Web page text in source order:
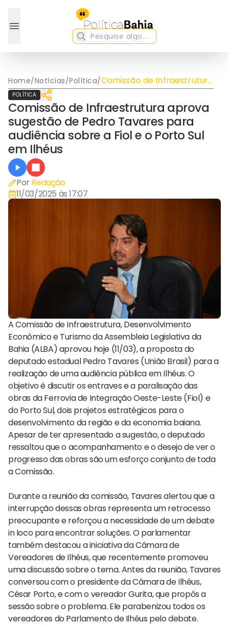
Home/Notícias/Política/Comissão de Infraestrutura
aprova sugestão de Pedro
sobre a Fiol e o Porto Sul
em Ilhéus
POLÍTICA
Comissão de Infraestrutura aprova
sugestão de Pedro Tavares para
audiência sobre a Fiol e o Porto Sul
em Ilhéus
Por Redação
11/03/2025 às 17:07
A Comissão de Infraestrutura, Desenvolvimento
Econômico e Turismo da Assembleia Legislativa da
Bahia (ALBA) aprovou hoje (11/03), a proposta do
deputado estadual Pedro Tavares (União Brasil) para a
realização de uma audiência pública em Ilhéus. O
objetivo é discutir os entraves e a paralisação das
obras da Ferrovia de Integração Oeste-Leste (Fiol) e
do Porto Sul, dois projetos estratégicos para o
desenvolvimento da região e da economia baiana.
Apesar de ter apresentado a sugestão, o deputado
ressaltou que o acompanhamento e o desejo de ver o
progresso das obras são um esforço conjunto de toda
a Comissão.
Durante a reunião da comissão, Tavares alertou que a
interrupção dessas obras representa um retrocesso
preocupante e reforçou a necessidade de um debate
in loco para encontrar soluções. O parlamentar
também destacou a iniciativa da Câmara de
Vereadores de Ilhéus, que recentemente promoveu
uma discussão sobre o tema. Antes da reunião, Tavares
conversou com o presidente da Câmara de Ilhéus,
César Porto, e com o vereador Gurita, que propôs a
sessão sobre o problema. Ele parabenizou todos os
vereadores do Parlamento de Ilhéus pelo debate.